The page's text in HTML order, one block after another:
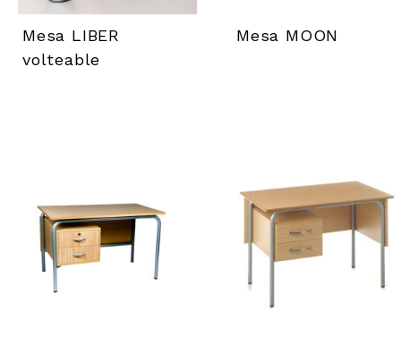
Mesa LIBER
volteable
Mesa MOON